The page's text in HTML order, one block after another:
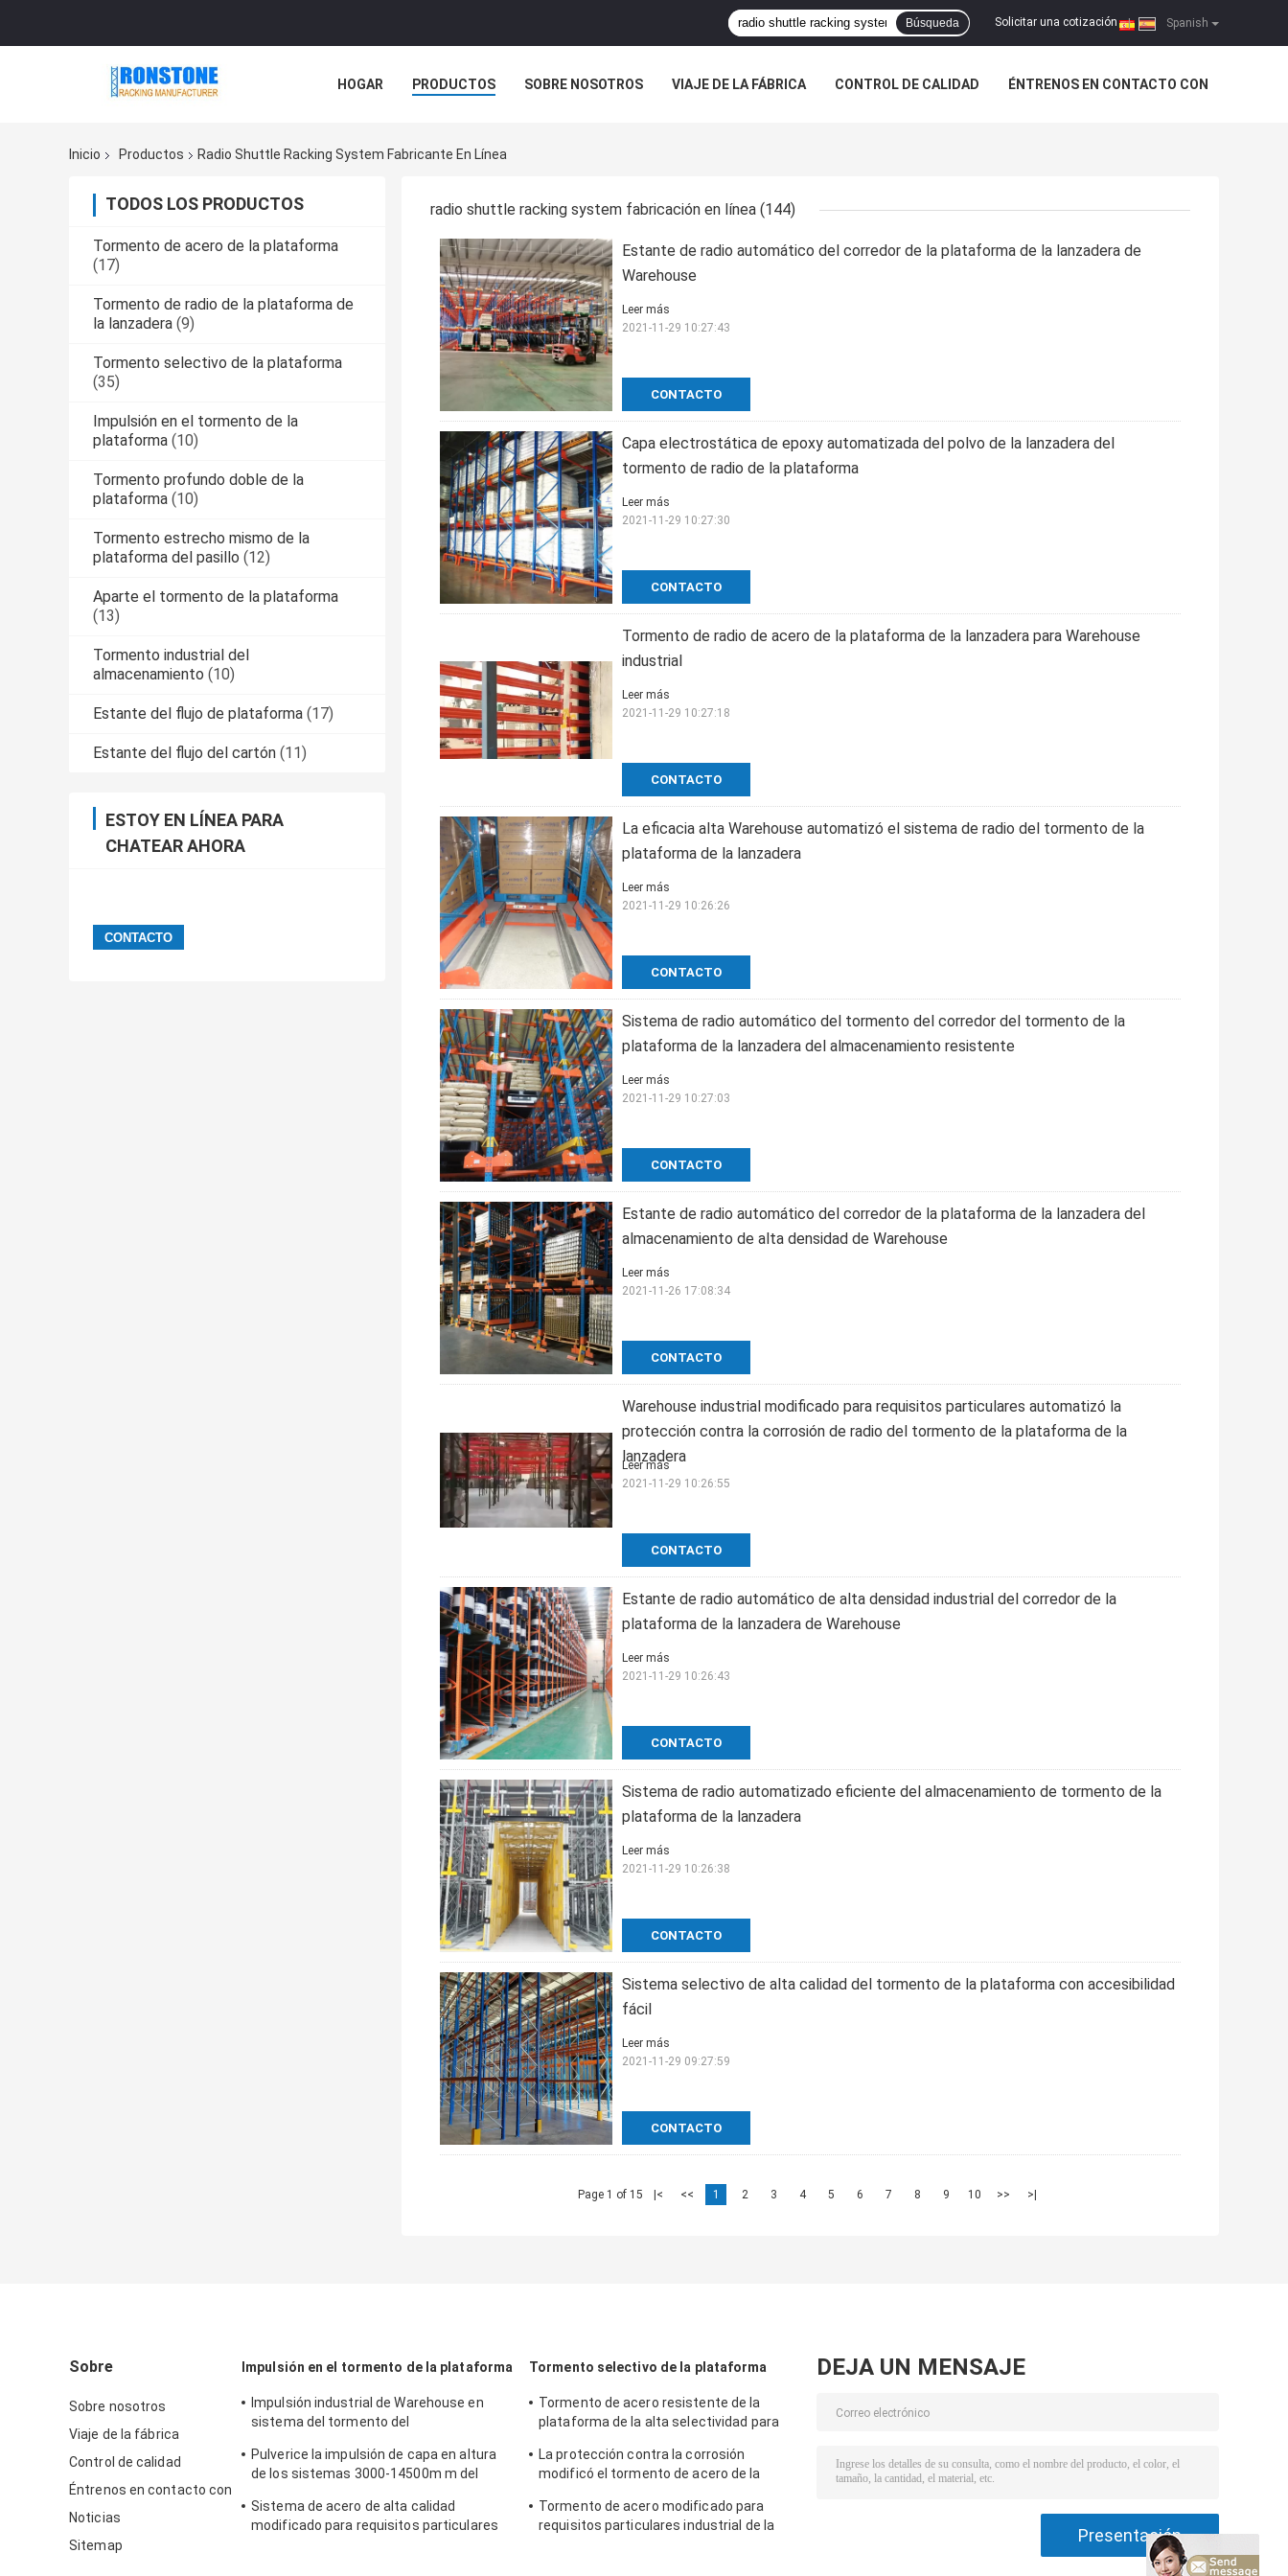
Spanish
Solicitar una cotización |
Búsqueda
HOGAR PRODUCTOS SOBRE NOSOTROS VIAJE DE LA FÁBRICA CONTROL DE CALIDAD ÉNTRENOS EN CONTACTO CON
Inicio
Productos Radio Shuttle Racking System Fabricante En Línea
TODOS LOS PRODUCTOS
Tormento de acero de la plataforma
(17)
Tormento de radio de la plataforma de
la lanzadera (9)
Tormento selectivo de la plataforma
(35)
Impulsión en el tormento de la
plataforma (10)
Tormento profundo doble de la
plataforma (10)
Tormento estrecho mismo de la
plataforma del pasillo (12)
Aparte el tormento de la plataforma
(13)
Tormento industrial del
almacenamiento (10)
Estante del flujo de plataforma (17)
Estante del flujo del cartón (11)
ESTOY EN LÍNEA PARA
CHATEAR AHORA
radio shuttle racking system fabricación en línea (144)
Estante de radio automático del corredor de la plataforma de la lanzadera de
Warehouse
CONTACTO
Leer más
2021-11-29 10:27:43
Capa electrostática de epoxy automatizada del polvo de la lanzadera del
tormento de radio de la plataforma
CONTACTO
Leer más
2021-11-29 10:27:30
Tormento de radio de acero de la plataforma de la lanzadera para Warehouse
industrial
CONTACTO
Leer más
2021-11-29 10:27:18
La eficacia alta Warehouse automatizó el sistema de radio del tormento de la
plataforma de la lanzadera
CONTACTO
Leer más
2021-11-29 10:26:26
Sistema de radio automático del tormento del corredor del tormento de la
plataforma de la lanzadera del almacenamiento resistente
CONTACTO
Leer más
2021-11-29 10:27:03
Estante de radio automático del corredor de la plataforma de la lanzadera del
almacenamiento de alta densidad de Warehouse
CONTACTO
Leer más
2021-11-26 17:08:34
Warehouse industrial modificado para requisitos particulares automatizó la
protección contra la corrosión de radio del tormento de la plataforma de la
lanzadera
CONTACTO
Leer más
2021-11-29 10:26:55
Estante de radio automático de alta densidad industrial del corredor de la
plataforma de la lanzadera de Warehouse
CONTACTO
Leer más
2021-11-29 10:26:43
Sistema de radio automatizado eficiente del almacenamiento de tormento de la
plataforma de la lanzadera
CONTACTO
Leer más
2021-11-29 10:26:38
Sistema selectivo de alta calidad del tormento de la plataforma con accesibilidad
fácil
CONTACTO
Leer más
2021-11-29 09:27:59
Page 1 of 15 |< << 1 2 3 4 5 6 7 8 9 10 >> >|
Sobre
Sobre nosotros
Viaje de la fábrica
Control de calidad
Éntrenos en contacto con
Noticias
Sitemap
Impulsión en el tormento de la plataforma
Impulsión industrial de Warehouse en
sistema del tormento del
plataforma
Pulverice la impulsión de capa en altura
de los sistemas 3000-14500m m del
Sistema de acero de alta calidad
modificado para requisitos particulares
Tormento selectivo de la plataforma
Tormento de acero resistente de la
plataforma de la alta selectividad para
montón
La protección contra la corrosión
modificó el tormento de acero de la
para las tiendas
Tormento de acero modificado para
requisitos particulares industrial de la
DEJA UN MENSAJE